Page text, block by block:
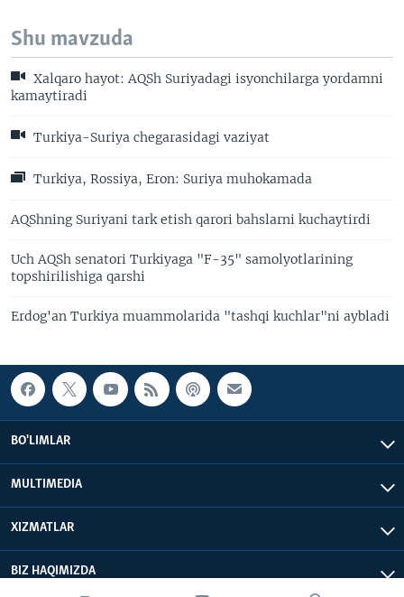
Shu mavzuda
Xalqaro hayot: AQSh Suriyadagi isyonchilarga yordamni
kamaytiradi
Turkiya-Suriya chegarasidagi vaziyat
Turkiya, Rossiya, Eron: Suriya muhokamada
AQShning Suriyani tark etish qarori bahslarni kuchaytirdi
Uch AQSh senatori Turkiyaga "F-35" samolyotlarining
topshirilishiga qarshi
Erdog'an Turkiya muammolarida "tashqi kuchlar"ni aybladi
BO'LIMLAR
MULTIMEDIA
XIZMATLAR
BIZ HAQIMIZDA